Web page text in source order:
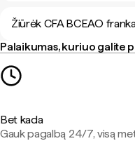
Žiūrėk CFA BCEAO
Palaikumas, kuriuo galite
Bet kada
Gauk pagalbą 24/7, visą